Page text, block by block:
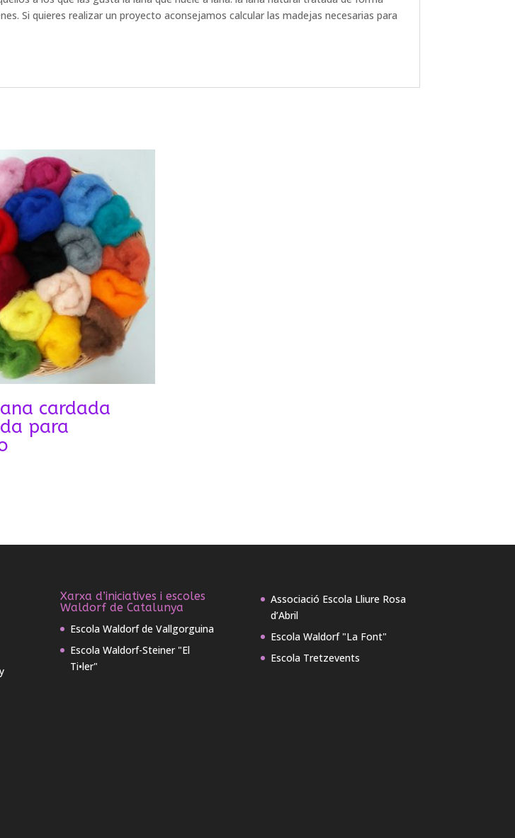
Si quieres realizar un proyecto aconsejamos calcular las madejas necesarias para
cardada
para
Xarxa d’iniciatives i escoles
Waldorf de Catalunya
Escola Waldorf de Vallgorguina
Escola Waldorf-Steiner "El
Ti•ler"
Associació Escola Lliure Rosa
d’Abril
Escola Waldorf "La Font"
Escola Tretzevents